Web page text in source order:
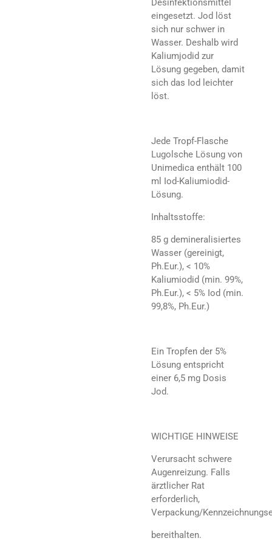
Desinfektionsmittel
eingesetzt. Jod löst
sich nur schwer in
Wasser. Deshalb wird
Kaliumjodid zur
Lösung gegeben, damit
sich das Iod leichter
löst.
Jede Tropf-Flasche
Lugolsche Lösung von
Unimedica enthält 100
ml Iod-Kaliumiodid-
Lösung.
Inhaltsstoffe:
85 g demineralisiertes
Wasser (gereinigt,
Ph.Eur.), < 10%
Kaliumiodid (min. 99%,
Ph.Eur.), < 5% Iod (min.
99,8%, Ph.Eur.)
Ein Tropfen der 5%
Lösung entspricht
einer 6,5 mg Dosis
Jod.
WICHTIGE HINWEISE
Verursacht schwere
Augenreizung. Falls
ärztlicher Rat
erforderlich,
Verpackung/
bereithalten.